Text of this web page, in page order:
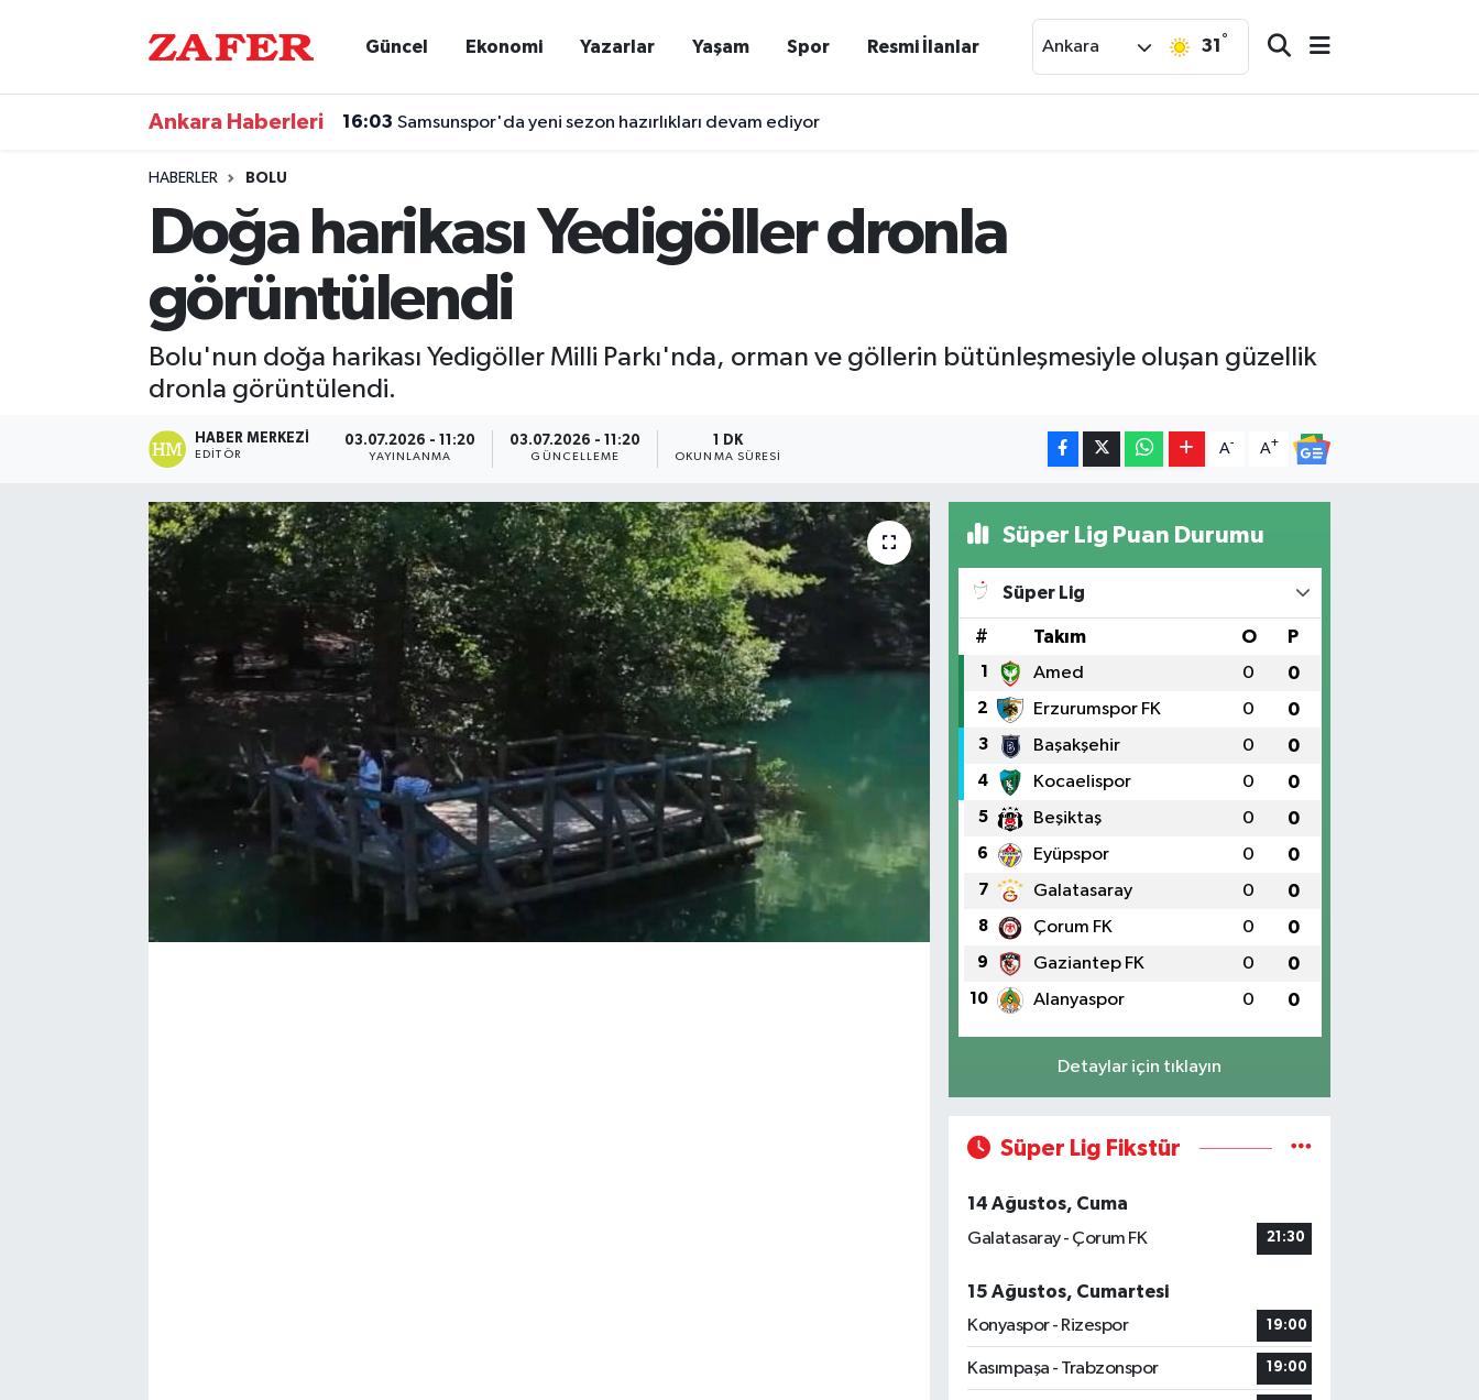
Güncel Ekonomi Yazarlar Yaşam Spor Resmi İlanlar Ankara 31 °
Ankara Haberleri 16:03 Samsunspor'da yeni sezon hazırlıkları devam ediyor
HABERLER BOLU
Doğa harikası Yedigöller dronla
görüntülendi
Bolu'nun doğa harikası Yedigöller Milli Parkı'nda, orman ve göllerin bütünleşmesiyle oluşan güzellik
dronla görüntülendi.
HABER MERKEZI
EDITÖR
03.07.2026 - 11:20
YAYINLANMA
03.07.2026 - 11:20
GÜNCELLEME
1 DK
OKUNMA SÜRESI
A- A+
Süper Lig Puan Durumu
Süper Lig
# Takım O P
1 Amed 0 0
2 Erzurumspor FK 0 0
3 Başakşehir 0 0
4 Kocaelispor 0 0
5 Beşiktaş 0 0
6 Eyüpspor 0 0
7 Galatasaray 0 0
8 Çorum FK 0 0
9 Gaziantep FK 0 0
10 Alanyaspor 0 0
Detaylar için tıklayın
Süper Lig Fikstür
14 Ağustos, Cuma
Galatasaray - Çorum FK
21:30
15 Ağustos, Cumartesi
Konyaspor - Rizespor
19:00
Kasımpaşa - Trabzonspor 19:00
Trafik Durumu
Süper Lig Puan Durumu ve Fikstür
Tüm Manşetler